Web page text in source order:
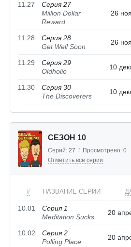
11.27
Серия 27
Million Dollar
Reward
26
11.28
Серия 28
Get Well Soon
26
11.29
Серия 29
Oldholio
10
11.30
Серия 30
The Discoverers
10
СЕЗОН 10
Серий: 27 / Просмотрено: 0
Отметить все серии
# НАЗВАНИЕ СЕРИИ
10.01
Серия 1
Meditation Sucks
20
10.02
Серия 2
Polling Place
20